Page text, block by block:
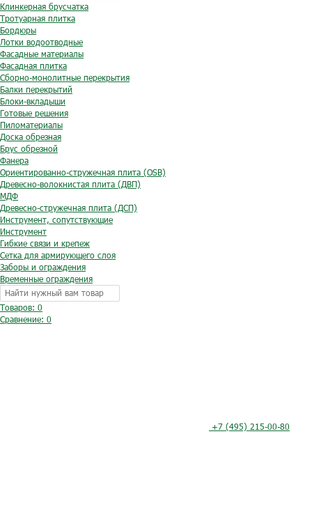
Клинкерная брусчатка
Тротуарная плитка
Бордюры
Лотки водоотводные
Фасадные материалы
Фасадная плитка
Сборно-монолитные перекрытия
Балки перекрытий
Блоки-вкладыши
Готовые решения
Пиломатериалы
Доска обрезная
Брус обрезной
Фанера
Ориентированно-стружечная плита (OSB)
Древесно-волокнистая плита (ДВП)
МДФ
Древесно-стружечная плита (ДСП)
Инструмент, сопутствующие
Инструмент
Гибкие связи и крепеж
Сетка для армирующего слоя
Заборы и ограждения
Временные ограждения
Товаров: 0
Сравнение: 0
+7 (495) 215-00-80